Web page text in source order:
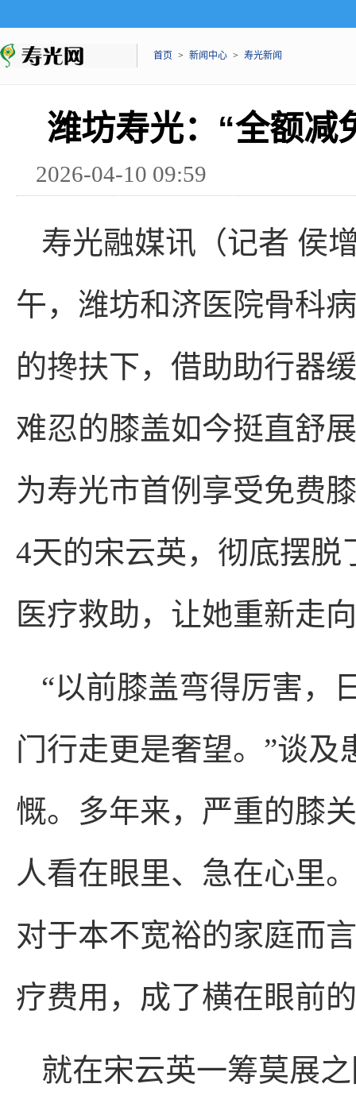
首页 > 新闻中心 > 寿光新闻
潍坊寿光：“全额减
2026-04-10 09:59
寿光融媒讯（记者 侯
午，潍坊和济医院骨科
的搀扶下，借助助行器
难忍的膝盖如今挺直舒
为寿光市首例享受免费
4天的宋云英，彻底摆
医疗救助，让她重新走
“以前膝盖弯得厉害，
门行走更是奢望。”谈
慨。多年来，严重的膝
人看在眼里、急在心里
对于本不宽裕的家庭而
疗费用，成了横在眼前
就在宋云英一筹莫展